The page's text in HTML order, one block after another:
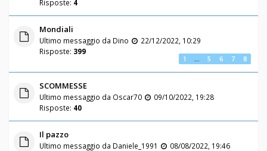
Risposte: 4
Mondiali
Ultimo messaggio da Dino
22/12/2022, 10:29
Risposte: 399
1 … 5 6 7 8
SCOMMESSE
Ultimo messaggio da Oscar70
09/10/2022, 19:28
Risposte: 40
Il pazzo
Ultimo messaggio da Daniele_1991
08/08/2022, 19:46